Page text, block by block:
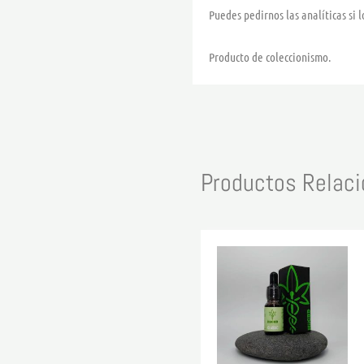
Puedes pedirnos las analíticas si
Producto de coleccionismo.
Productos